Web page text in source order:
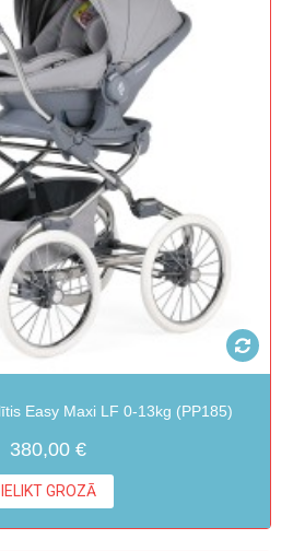
Easy Maxi LF 0-13kg (PP185)
380,00 €
IELIKT GROZĀ